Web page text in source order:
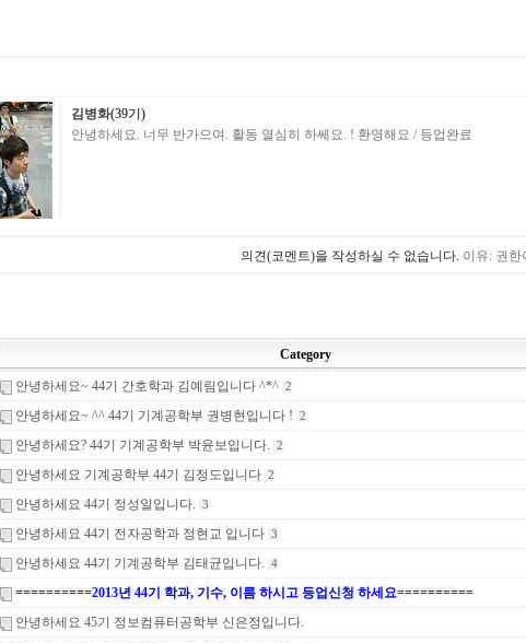
김병화(39기)
안녕하세요. 너무 반가으여. 활동 열심히 하쎄요. ! 환영해요 / 등업완료
의견(코멘트)을 작성하실 수 없습니다. 이유: 권한
Category
안녕하세요~ 44기 간호학과 김예림입니다 ^*^ 2
안녕하세요~ ^^ 44기 기계공학부 권병현입니다 ! 2
안녕하세요? 44기 기계공학부 박윤보입니다. 2
안녕하세요 기계공학부 44기 김정도입니다 2
안녕하세요 44기 정성일입니다. 3
안녕하세요 44기 전자공학과 정현교 입니다 3
안녕하세요 44기 기계공학부 김태균입니다. 4
==========2013년 44기 학과, 기수, 이름 하시고 등업신청 하세요==========
안녕하세요 45기 정보컴퓨터공학부 신은정입니다.